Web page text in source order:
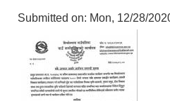
Submitted on: Mon, 12/28/